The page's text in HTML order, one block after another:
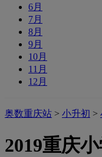
6月
7月
8月
9月
10月
11月
12月
奥数重庆站 > 小升初 >
2019重庆